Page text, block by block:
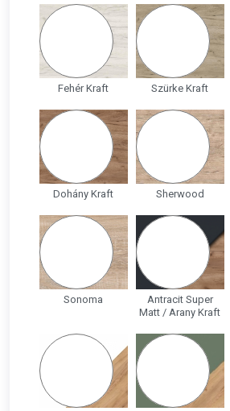
Fehér Kraft Szürke Kraft
Dohány Kraft Sherwood
Sonoma
Antracit Super
Matt / Arany Kraft